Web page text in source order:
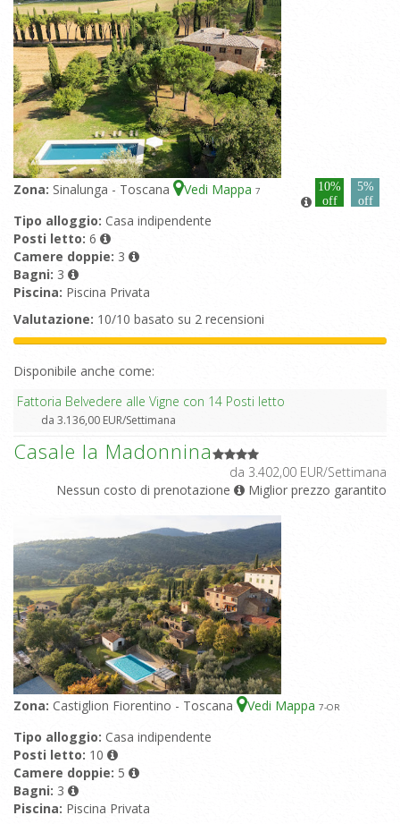
Zona: Sinalunga - Toscana Vedi Mappa 7
10%
off
5%
off
Tipo alloggio: Casa indipendente
Posti letto: 6
Camere doppie: 3
Bagni: 3
Piscina: Piscina Privata
Valutazione: 10/10 basato su 2 recensioni
Disponibile anche come:
Fattoria Belvedere alle Vigne con 14 Posti letto
da 3.136,00 EUR/Settimana
Casale la Madonnina
da 3.402,00 EUR/Settimana
Nessun costo di prenotazione
Miglior prezzo garantito
Zona: Castiglion Fiorentino - Toscana Vedi Mappa 7-OR
Tipo alloggio: Casa indipendente
Posti letto: 10
Camere doppie: 5
Bagni: 3
Piscina: Piscina Privata